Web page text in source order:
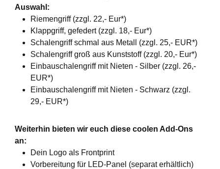
Auswahl:
Riemengriff (zzgl. 22,- Eur*)
Klappgriff, gefedert (zzgl. 18,- Eur*)
Schalengriff schmal aus Metall (zzgl. 25,- EUR*)
Schalengriff groß aus Kunststoff (zzgl. 20,- Eur*)
Einbauschalengriff mit Nieten - Silber (zzgl. 26,-
EUR*)
Einbauschalengriff mit Nieten - Schwarz (zzgl.
29,- EUR*)
Weiterhin bieten wir euch diese coolen Add-Ons
an:
Dein Logo als Frontprint
Vorbereitung für LED-Panel (separat erhältlich)